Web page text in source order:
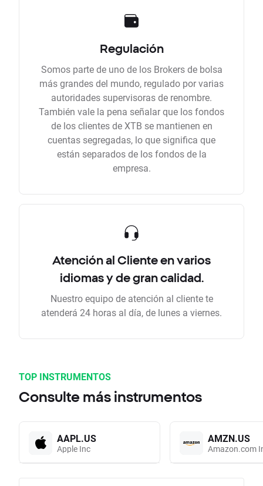
Regulación
Somos parte de uno de los Brokers de bolsa
más grandes del mundo, regulado por varias
autoridades supervisoras de renombre.
También vale la pena señalar que los fondos
de los clientes de XTB se mantienen en
cuentas segregadas, lo que significa que
están separados de los fondos de la
empresa.
Atención al Cliente en varios
idiomas y de gran calidad.
Nuestro equipo de atención al cliente te
atenderá 24 horas al día, de lunes a viernes.
TOP INSTRUMENTOS
Consulte más instrumentos
AAPL.US
Apple Inc
AMZN.US
Amazon.com